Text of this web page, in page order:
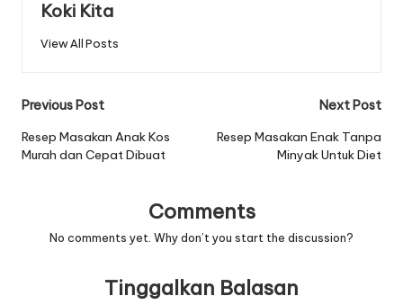
Koki Kita
View All Posts
Post
navigation
Previous Post
Resep Masakan Anak Kos
Murah dan Cepat Dibuat
Next Post
Resep Masakan Enak Tanpa
Minyak Untuk Diet
Comments
No comments yet. Why don’t you start the discussion?
Tinggalkan Balasan